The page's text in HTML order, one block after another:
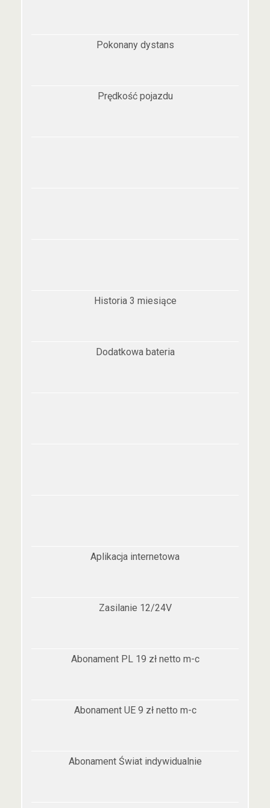
Pokonany dystans
Prędkość pojazdu
Historia 3 miesiące
Dodatkowa bateria
Aplikacja internetowa
Zasilanie 12/24V
Abonament PL 19 zł netto m-c
Abonament UE 9 zł netto m-c
Abonament Świat indywidualnie